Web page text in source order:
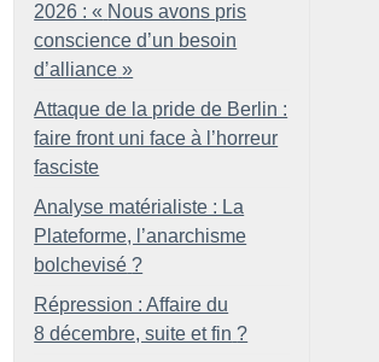
2026 : « Nous avons pris
conscience d’un besoin
d’alliance »
Attaque de la pride de Berlin :
faire front uni face à l’horreur
fasciste
Analyse matérialiste : La
Plateforme, l’anarchisme
bolchevisé ?
Répression : Affaire du
8 décembre, suite et fin ?